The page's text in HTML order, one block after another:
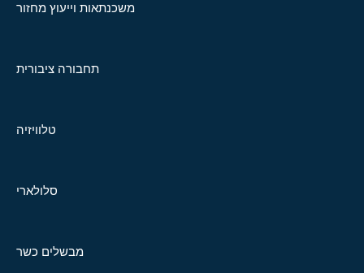
משכנתאות וייעוץ מחזור
תחבורה ציבורית
טלוויזיה
סלולארי
מבשלים כשר